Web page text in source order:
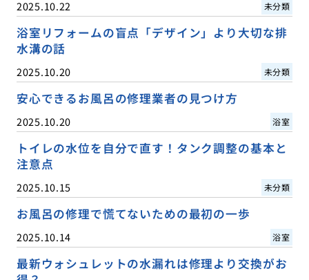
2025.10.22 未分類
浴室リフォームの盲点「デザイン」より大切な排
水溝の話
2025.10.20 未分類
安心できるお風呂の修理業者の見つけ方
2025.10.20 浴室
トイレの水位を自分で直す！タンク調整の基本と
注意点
2025.10.15 未分類
お風呂の修理で慌てないための最初の一歩
2025.10.14 浴室
最新ウォシュレットの水漏れは修理より交換がお